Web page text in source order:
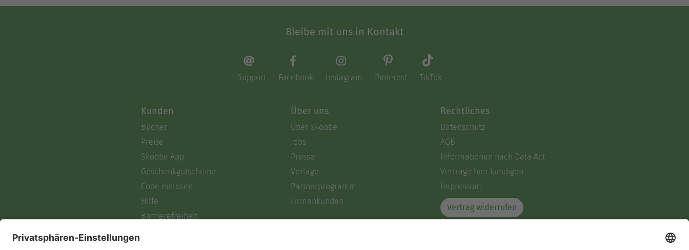
Bleibe mit uns in Kontakt
Support Facebook Instagram Pinterest TikTok
Kunden
Bücher
Preise
Skoobe App
Geschenkgutscheine
Code einlösen
Hilfe
Barrierefreiheit
Über uns
Über Skoobe
Jobs
Presse
Verlage
Partnerprogramm
Firmenkunden
Rechtliches
Datenschutz
AGB
Informationen nach Data Act
Verträge hier kündigen
Impressum
Vertrag widerrufen